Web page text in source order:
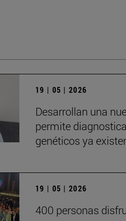
19 | 05 | 2026
Desarrollan una
permite
genéticos ya
19 | 05 | 2026
400 personas